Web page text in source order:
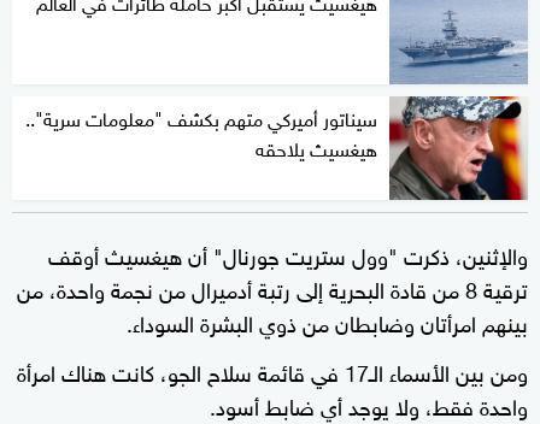
سيناتور أميركي متهم بكشف "معلومات سرية"..
هيغسيث يلاحقه
والإثنين، ذكرت "وول ستريت جورنال" أن هيغسيث أوقف
ترقية 8 من قادة البحرية إلى رتبة أدميرال من نجمة واحدة، من
بينهم امرأتان وضابطان من ذوي البشرة السوداء.
ومن بين الأسماء الـ17 في قائمة سلاح الجو، كانت هناك امرأة
واحدة فقط، ولا يوجد أي ضابط أسود.